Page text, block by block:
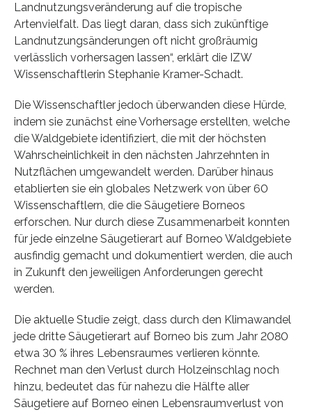
Landnutzungsveränderung auf die tropische
Artenvielfalt. Das liegt daran, dass sich zukünftige
Landnutzungsänderungen oft nicht großräumig
verlässlich vorhersagen lassen“, erklärt die IZW
Wissenschaftlerin Stephanie Kramer-Schadt.
Die Wissenschaftler jedoch überwanden diese Hürde,
indem sie zunächst eine Vorhersage erstellten, welche
die Waldgebiete identifiziert, die mit der höchsten
Wahrscheinlichkeit in den nächsten Jahrzehnten in
Nutzflächen umgewandelt werden. Darüber hinaus
etablierten sie ein globales Netzwerk von über 60
Wissenschaftlern, die die Säugetiere Borneos
erforschen. Nur durch diese Zusammenarbeit konnten
für jede einzelne Säugetierart auf Borneo Waldgebiete
ausfindig gemacht und dokumentiert werden, die auch
in Zukunft den jeweiligen Anforderungen gerecht
werden.
Die aktuelle Studie zeigt, dass durch den Klimawandel
jede dritte Säugetierart auf Borneo bis zum Jahr 2080
etwa 30 % ihres Lebensraumes verlieren könnte.
Rechnet man den Verlust durch Holzeinschlag noch
hinzu, bedeutet das für nahezu die Hälfte aller
Säugetiere auf Borneo einen Lebensraumverlust von